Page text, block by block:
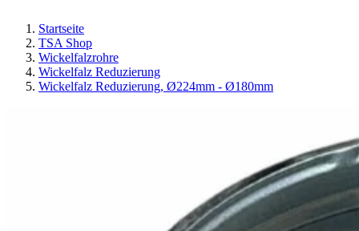
Startseite
TSA Shop
Wickelfalzrohre
Wickelfalz Reduzierung
Wickelfalz Reduzierung, Ø224mm - Ø180mm